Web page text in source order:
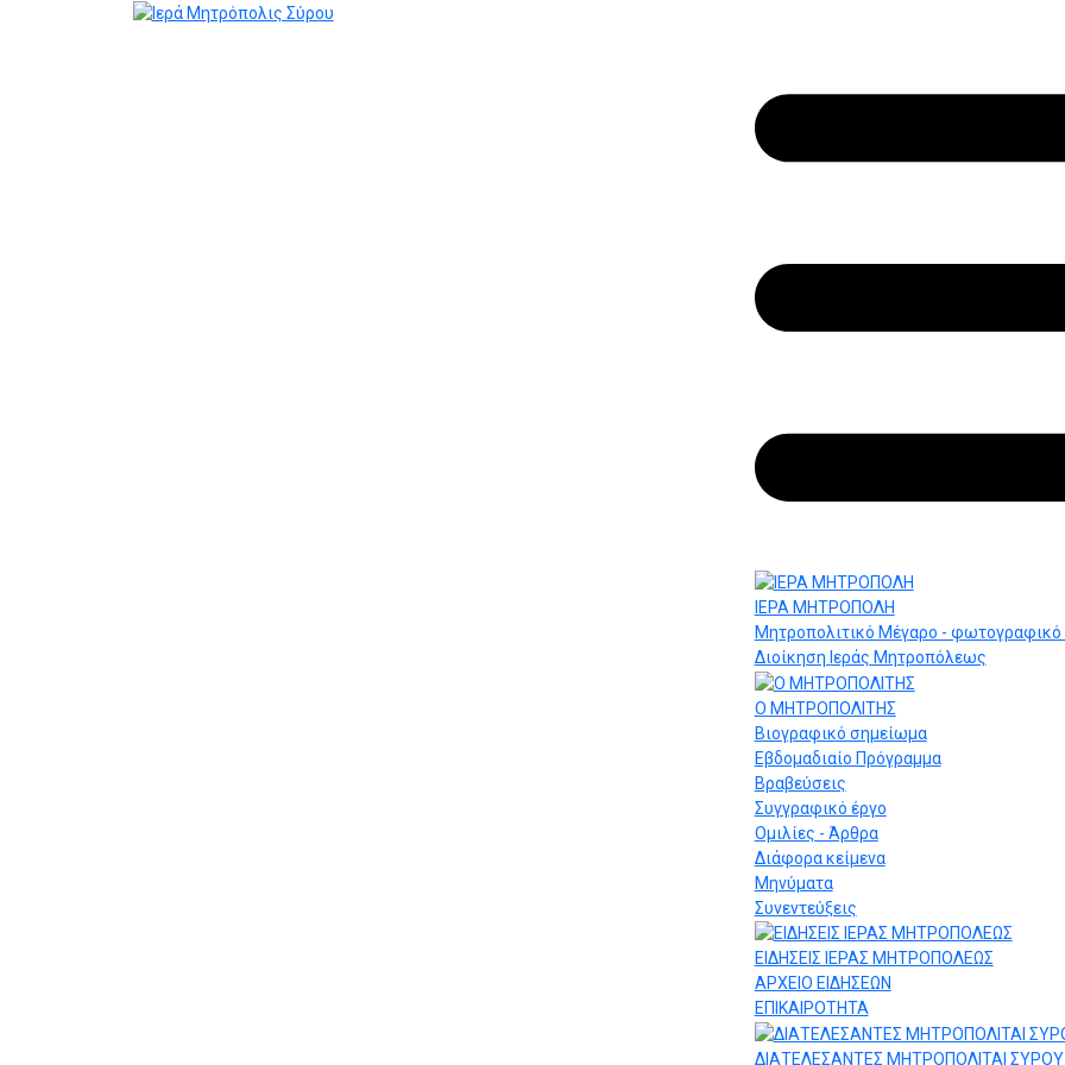
ΙΕΡΑ ΜΗΤΡΟΠΟΛΗ
Μητροπολιτικό Μέγαρο - φωτογραφικό
Διοίκηση Ιεράς Μητροπόλεως
Ο ΜΗΤΡΟΠΟΛΙΤΗΣ
Βιογραφικό σημείωμα
Εβδομαδιαίο Πρόγραμμα
Βραβεύσεις
Συγγραφικό έργο
Ομιλίες - Άρθρα
Διάφορα κείμενα
Μηνύματα
Συνεντεύξεις
ΕΙΔΗΣΕΙΣ ΙΕΡΑΣ ΜΗΤΡΟΠΟΛΕΩΣ
ΑΡΧΕΙΟ ΕΙΔΗΣΕΩΝ
ΕΠΙΚΑΙΡΟΤΗΤΑ
ΔΙΑΤΕΛΕΣΑΝΤΕΣ ΜΗΤΡΟΠΟΛΙΤΑΙ ΣΥΡΟΥ